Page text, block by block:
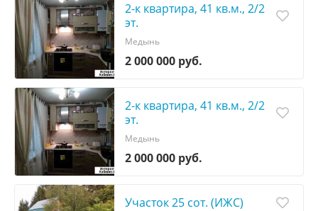
2-к квартира, 41 кв.м., 2/2
эт.
2 000 000 руб.
Медынь
2-к квартира, 41 кв.м., 2/2
эт.
2 000 000 руб.
Медынь
Участок 25 сот. (ИЖС)